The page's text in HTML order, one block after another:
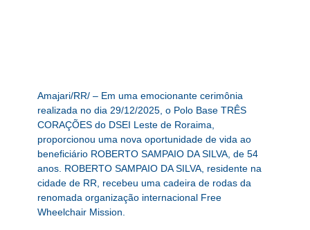
Amajari/RR/ – Em uma emocionante cerimônia
realizada no dia 29/12/2025, o Polo Base TRÊS
CORAÇÕES do DSEI Leste de Roraima,
proporcionou uma nova oportunidade de vida ao
beneficiário ROBERTO SAMPAIO DA SILVA, de 54
anos. ROBERTO SAMPAIO DA SILVA, residente na
cidade de RR, recebeu uma cadeira de rodas da
renomada organização internacional Free
Wheelchair Mission.